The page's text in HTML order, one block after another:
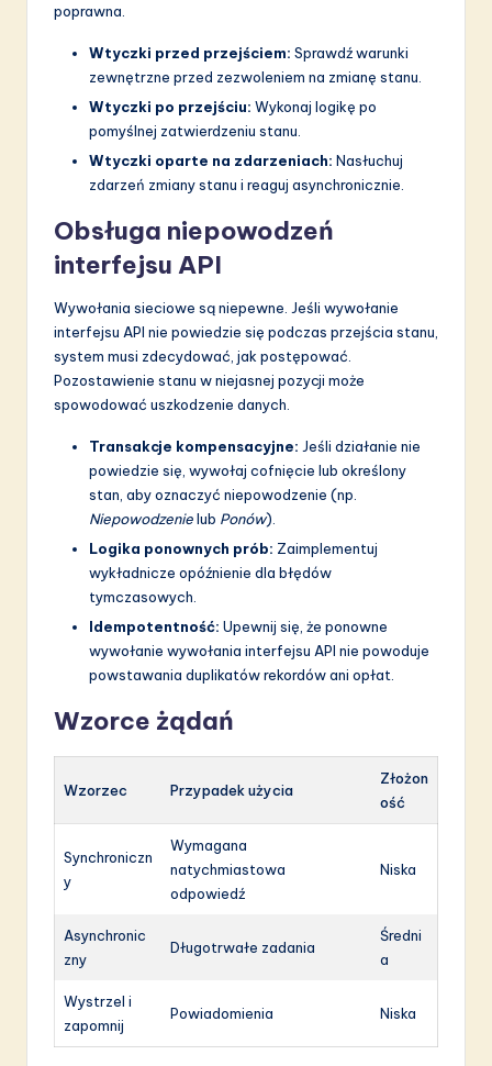
poprawna.
Wtyczki przed przejściem: Sprawdź warunki
zewnętrzne przed zezwoleniem na zmianę stanu.
Wtyczki po przejściu: Wykonaj logikę po
pomyślnej zatwierdzeniu stanu.
Wtyczki oparte na zdarzeniach: Nasłuchuj
zdarzeń zmiany stanu i reaguj asynchronicznie.
Obsługa niepowodzeń
interfejsu API
Wywołania sieciowe są niepewne. Jeśli wywołanie
interfejsu API nie powiedzie się podczas przejścia stanu,
system musi zdecydować, jak postępować.
Pozostawienie stanu w niejasnej pozycji może
spowodować uszkodzenie danych.
Transakcje kompensacyjne: Jeśli działanie nie
powiedzie się, wywołaj cofnięcie lub określony
stan, aby oznaczyć niepowodzenie (np.
Niepowodzenielub Ponów).
Logika ponownych prób: Zaimplementuj
wykładnicze opóźnienie dla błędów
tymczasowych.
Idempotentność: Upewnij się, że ponowne
wywołanie wywołania interfejsu API nie powoduje
powstawania duplikatów rekordów ani opłat.
Wzorce żądań
Wzorzec Przypadek użycia
Złożon
ość
Synchroniczn
y
Wymagana
natychmiastowa
odpowiedź
Niska
Asynchronic
zny
Długotrwałe zadania
Średni
a
Wystrzel i
zapomnij
Powiadomienia Niska